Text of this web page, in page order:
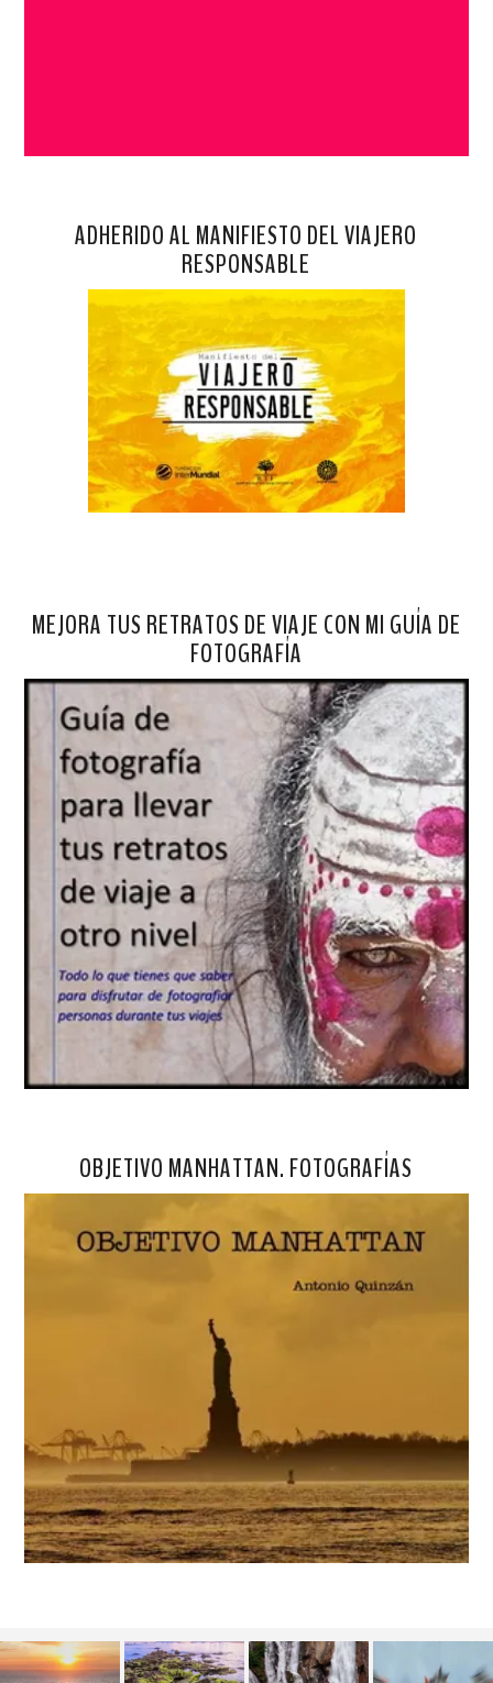
ADHERIDO AL MANIFIESTO DEL VIAJERO
RESPONSABLE
MEJORA TUS RETRATOS DE VIAJE CON MI GUÍA DE
FOTOGRAFÍA
OBJETIVO MANHATTAN. FOTOGRAFÍAS